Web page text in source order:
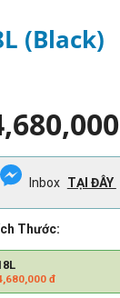
(Black)
Inbox TẠI ĐÂY
Thước:
đ